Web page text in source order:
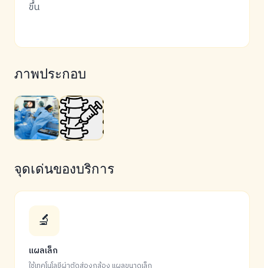
ขึ้น
ภาพประกอบ
จุดเด่นของบริการ
🔬
แผลเล็ก